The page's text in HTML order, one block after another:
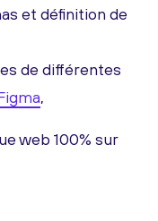
et définition de
de différentes
,
web 100% sur